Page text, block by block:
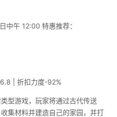
中午 12:00 特惠推荐：
| 折扣力度-92%
型游戏，玩家将通过古代传送
集材料并建造自己的家园，并打